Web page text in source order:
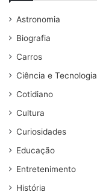
Astronomia
Biografia
Carros
Ciência e Tecnologia
Cotidiano
Cultura
Curiosidades
Educação
Entretenimento
História